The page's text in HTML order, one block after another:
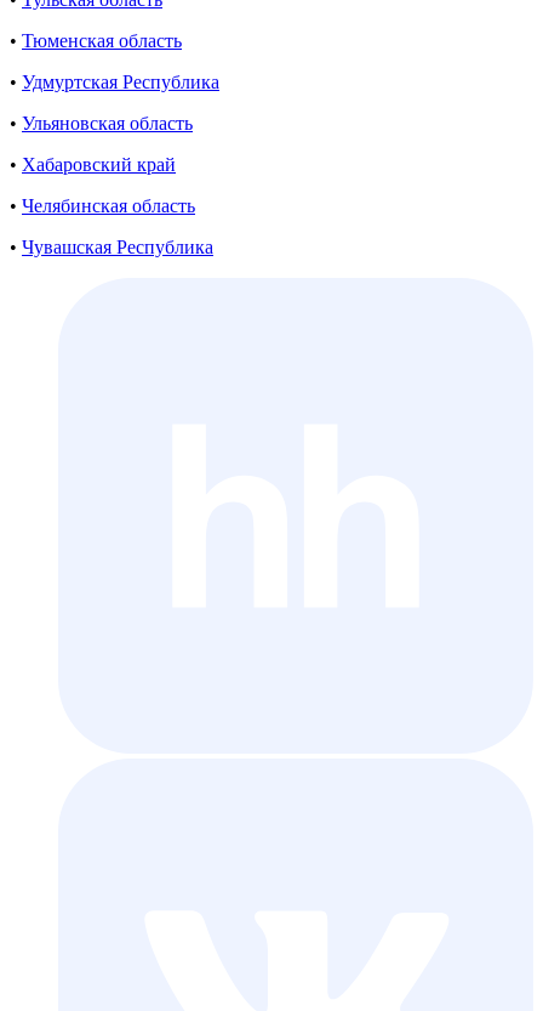
• Тюменская область
• Удмуртская Республика
• Ульяновская область
• Хабаровский край
• Челябинская область
• Чувашская Республика